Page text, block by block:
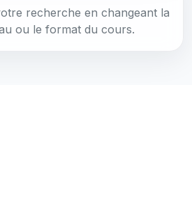
recherche en changeant la
ou le format du cours.